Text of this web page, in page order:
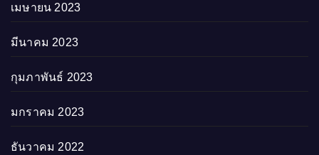
เมษายน 2023
มีนาคม 2023
กุมภาพันธ์ 2023
มกราคม 2023
ธันวาคม 2022